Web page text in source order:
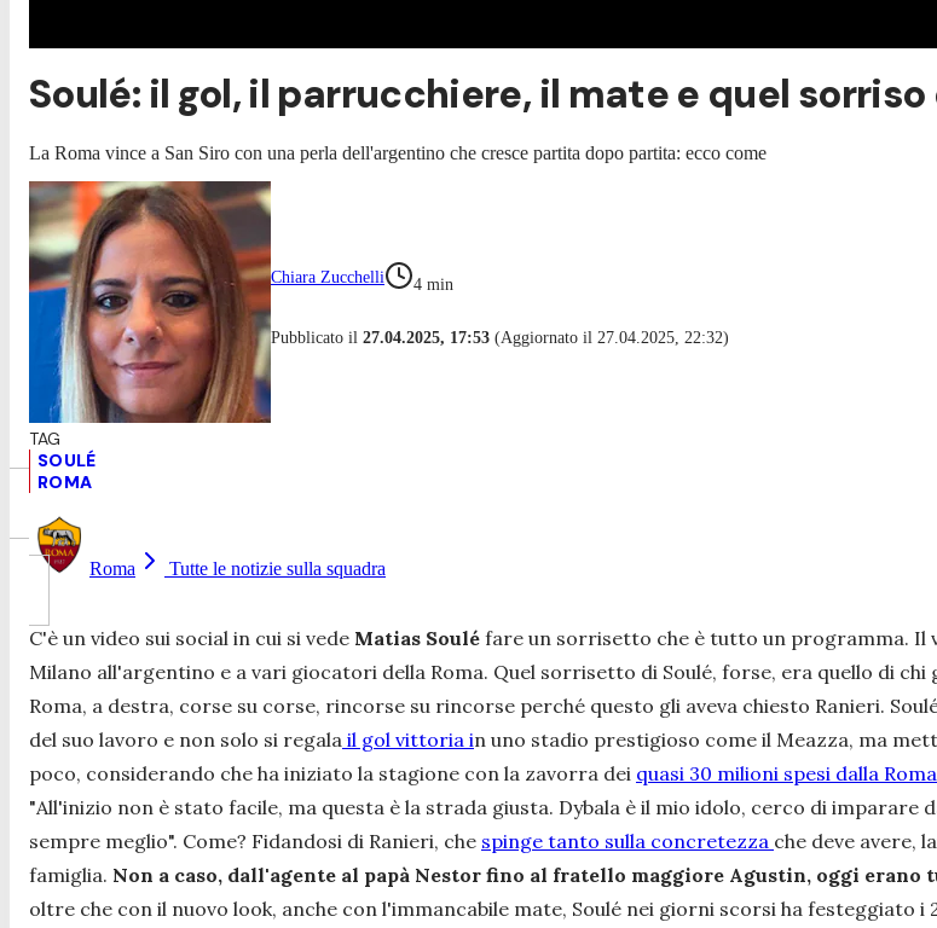
Soulé: il gol, il parrucchiere, il mate e quel
La Roma vince a San Siro con una perla dell'argentino che cresce partita dopo partita: ecco come
Chiara Zucchelli 4 min
Pubblicato il 27.04.2025, 17:53 (Aggiornato il 27.04.2025, 22:32)
SOULÉ
ROMA
Roma Tutte le notizie sulla squadra
C'è un video sui social in cui si vede Matias Soulé fare un sorrisetto che è tutto un programma. Il
Milano all'argentino e a vari giocatori della Roma. Quel sorrisetto di Soulé, forse, era quello di
Roma, a destra, corse su corse, rincorse su rincorse perché questo gli aveva chiesto Ranieri.
del suo lavoro e non solo si regala il gol vittoria in uno stadio prestigioso come il Meazza, ma
poco, considerando che ha iniziato la stagione con la zavorra dei quasi 30 milioni spesi dalla
"All'inizio non è stato facile, ma questa è la strada giusta. Dybala è il mio idolo, cerco di
sempre meglio". Come? Fidandosi di Ranieri, che spinge tanto sulla concretezza che deve avere,
famiglia. Non a caso, dall'agente al papà Nestor fino al fratello maggiore Agustin, oggi
oltre che con il nuovo look, anche con l'immancabile mate, Soulé nei giorni scorsi ha festeggiato